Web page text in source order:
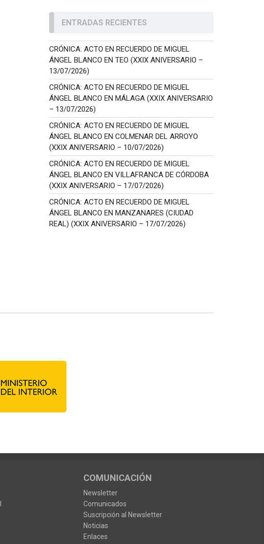
ENTRADAS RECIENTES
CRÓNICA: ACTO EN RECUERDO DE MIGUEL
ÁNGEL BLANCO EN TEO (XXIX ANIVERSARIO –
13/07/2026)
CRÓNICA: ACTO EN RECUERDO DE MIGUEL
ÁNGEL BLANCO EN MÁLAGA (XXIX ANIVERSARIO
– 13/07/2026)
CRÓNICA: ACTO EN RECUERDO DE MIGUEL
ÁNGEL BLANCO EN COLMENAR DEL ARROYO
(XXIX ANIVERSARIO – 10/07/2026)
CRÓNICA: ACTO EN RECUERDO DE MIGUEL
ÁNGEL BLANCO EN VILLAFRANCA DE CÓRDOBA
(XXIX ANIVERSARIO – 17/07/2026)
CRÓNICA: ACTO EN RECUERDO DE MIGUEL
ÁNGEL BLANCO EN MANZANARES (CIUDAD
REAL) (XXIX ANIVERSARIO – 17/07/2026)
COMUNICACIÓN
Newsletter
Comunicados
Suscripción al Newsletter
Noticias
Enlaces